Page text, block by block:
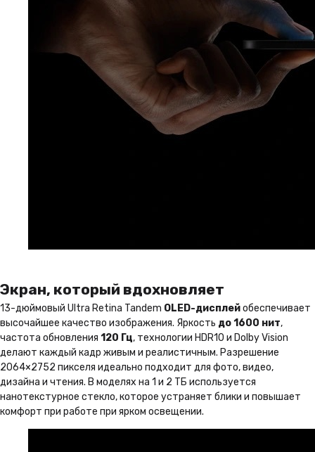
Экран, который вдохновляет
13-дюймовый Ultra Retina Tandem OLED-дисплейобеспечивает
высочайшее качество изображения. Яркость до 1600 нит,
частота обновления 120 Гц, технологии HDR10 и Dolby Vision
делают каждый кадр живым и реалистичным. Разрешение
2064×2752 пикселя идеально подходит для фото, видео,
дизайна и чтения. В моделях на 1 и 2 ТБ используется
нанотекстурное стекло, которое устраняет блики и повышает
комфорт при работе при ярком освещении.